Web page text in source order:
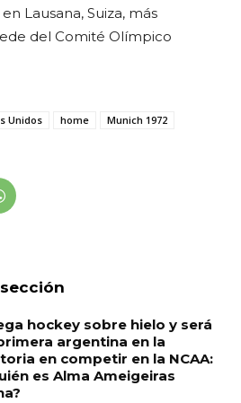
Lausana, Suiza, más
del Comité Olímpico
Unidos home
Munich 1972
hockey sobre hielo y será
argentina en la
en competir en la NCAA:
es Alma Ameigeiras